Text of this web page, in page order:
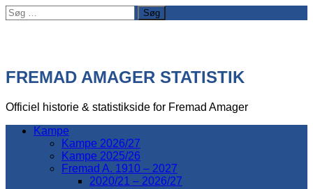
Søg
efter:
FREMAD AMAGER STATISTIK
Officiel historie & statistikside for Fremad Amager
Kampe
Kampe 2026/27
Kampe 2025/26
Fremad A. 1910 – 2027
2020/21 – 2026/27